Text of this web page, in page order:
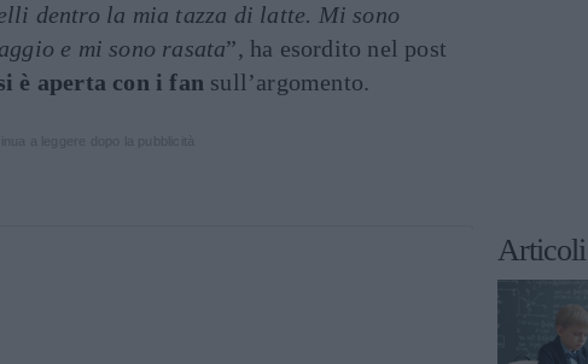
dentro la mia tazza di latte. Mi sono
e mi sono rasata”, ha esordito nel post
è aperta con i fan sull’argomento.
Articoli